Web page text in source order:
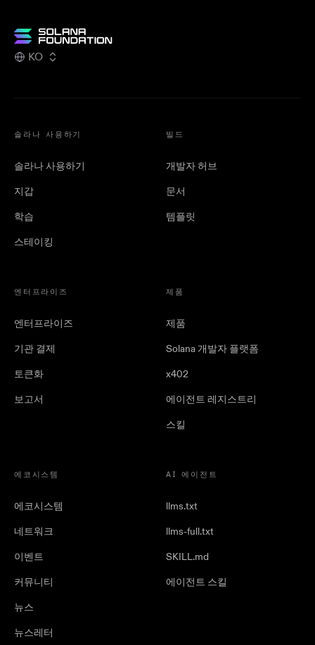
KO
솔라나 사용하기
솔라나 사용하기
지갑
학습
스테이킹
빌드
개발자 허브
문서
템플릿
엔터프라이즈
엔터프라이즈
기관 결제
토큰화
보고서
제품
제품
Solana 개발자 플랫폼
x402
에이전트 레지스트리
스킬
에코시스템
에코시스템
네트워크
이벤트
커뮤니티
뉴스
뉴스레터
AI 에이전트
llms.txt
llms-full.txt
SKILL.md
에이전트 스킬